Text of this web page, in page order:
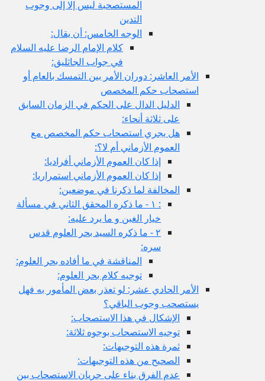
المستصحبة ليس إلا إلى وجوب
التدين
الوجه الخامس: أن يقال:
كلام الإمام الرضا عليه السلام
في جواب الجاثليق:
الأمر العاشر: دوران الأمر بين التمسك بالعام أو
استصحاب حكم المخصص
الدليل الدال على الحكم في الزمان السابق
على ثلاثة أنحاء:
هل يجري استصحاب حكم المخصص مع
العموم الأزماني أم لا؟:
إذا كان العموم الأزماني أفراديا:
إذا كان العموم الأزماني استمراريا:
المخالفة لما ذكرنا في موضعين:
: ١ - ما ذكره المحقق الثاني في مسألة
خيار الغبن و ما يرد عليه:
٢ - ما ذكره السيد بحر العلوم قدس
سره:
المناقشة في ما أفاده بحر العلوم:
توجيه كلام بحر العلوم:
الأمر الحادي عشر: لو تعذر بعض المأمور به فهل
يستصحب وجوب الباقي؟
الإشكال في هذا الاستصحاب:
توجيه الاستصحاب بوجوه ثلاثة:
ثمرة هذه التوجيهات:
الصحيح من هذه التوجيهات:
عدم الفرق بناء على جريان الاستصحاب بين